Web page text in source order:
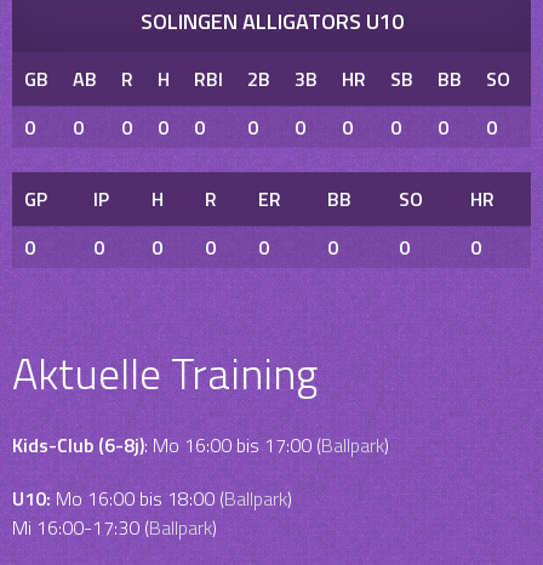
SOLINGEN ALLIGATORS U10
GB AB R H RBI 2B 3B HR SB BB SO
0
0 0 0 0 0 0 0 0 0 0
GP IP H R ER BB SO
HR
0
0 0 0 0 0 0 0
Aktuelle Training
Kids-Club (6-8j): Mo 16:00 bis 17:00 (Ballpark)
U10:Mo 16:00 bis 18:00 (Ballpark)
Mi 16:00-17:30 (Ballpark)